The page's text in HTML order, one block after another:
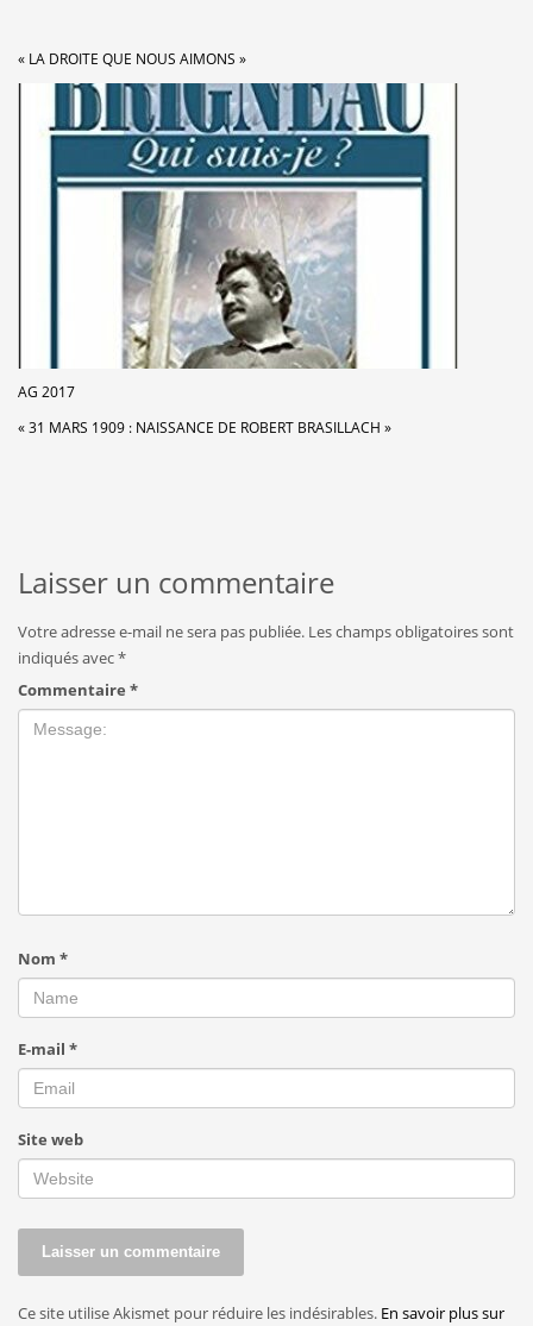
« LA DROITE QUE NOUS AIMONS »
AG 2017
« 31 MARS 1909 : NAISSANCE DE ROBERT BRASILLACH »
Laisser un commentaire
Votre adresse e-mail ne sera pas publiée. Les champs obligatoires sont
indiqués avec*
Commentaire *
Nom *
E-mail *
Site web
Ce site utilise Akismet pour réduire les indésirables. En savoir plus sur